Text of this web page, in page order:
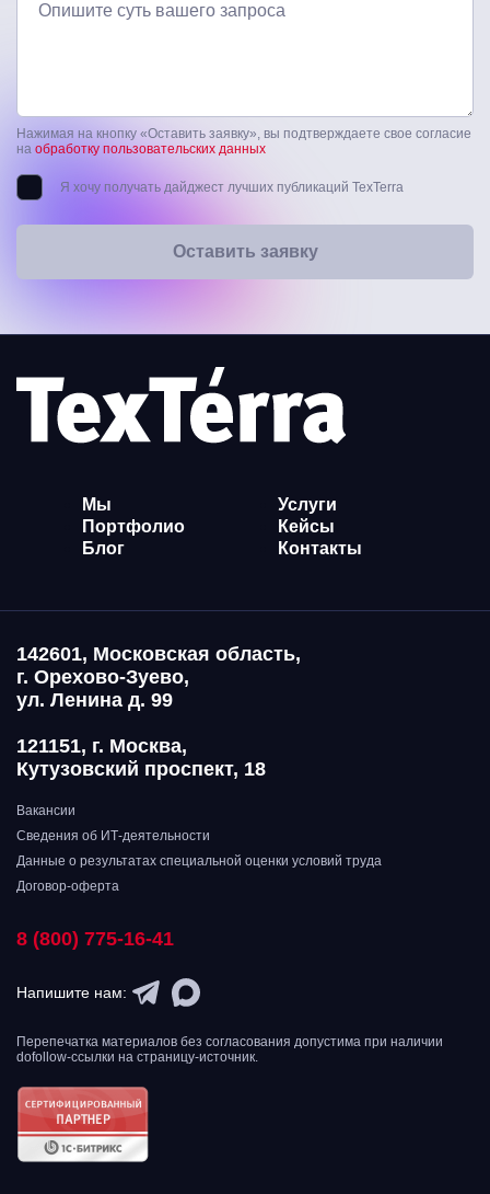
Опишите суть вашего запроса
Нажимая на кнопку «Оставить заявку», вы подтверждаете свое согласие
на обработку пользовательских данных
Я хочу получать дайджест лучших публикаций TexTerra
Оставить заявку
Мы
Услуги
Портфолио
Кейсы
Блог
Контакты
142601, Московская область,
г. Орехово-Зуево,
ул. Ленина д. 99
121151, г. Москва,
Кутузовский проспект, 18
Вакансии
Сведения об ИТ-деятельности
Данные о результатах специальной оценки условий труда
Договор-оферта
8 (800) 775-16-41
Напишите нам:
Перепечатка материалов без согласования допустима при наличии
dofollow-ссылки на страницу-источник.